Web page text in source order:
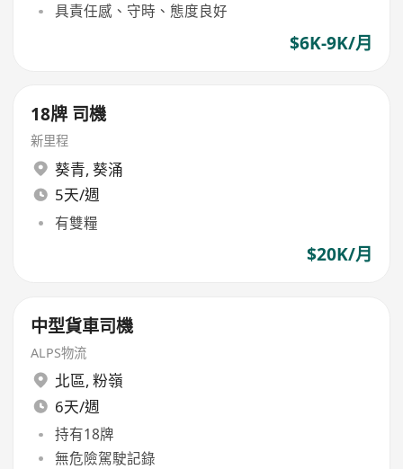
具責任感、守時、態度良好
$6K-9K/月
18牌 司機
新里程
葵青, 葵涌
5天/週
有雙糧
$20K/月
中型貨車司機
ALPS物流
北區, 粉嶺
6天/週
持有18牌
無危險駕駛記錄